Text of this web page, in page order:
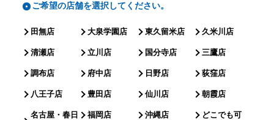
ご希望の店舗を選択してください。
田無店 大泉学園店 東久留米店 久米川店
清瀬店 立川店 国分寺店 三鷹店
調布店 府中店 日野店 荻窪店
八王子店 豊田店 仙川店 朝霞店
名古屋・春日
福岡店 沖縄店 どこでも可
会社概要
プライバシーポリシー